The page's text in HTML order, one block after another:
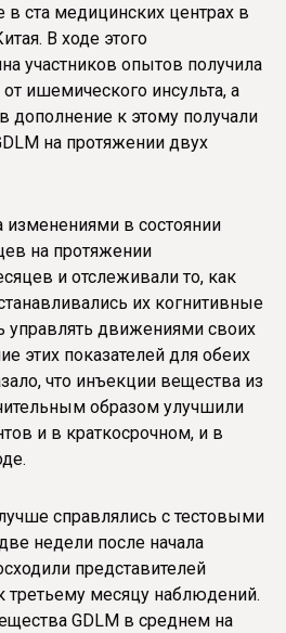
ста медицинских центрах в
В ходе этого
участников опытов получила
ишемического инсульта, а
дополнение к этому получали
на протяжении двух
в состоянии
на протяжении
и отслеживали то, как
их когнитивные
управлять движениями своих
этих показателей для обеих
что инъекции вещества из
образом улучшили
и в краткосрочном, и в
справлялись с тестовыми
недели после начала
представителей
третьему месяцу наблюдений.
GDLM в среднем на